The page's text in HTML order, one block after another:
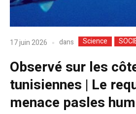
17 juin 2026 dans Science
Observé sur les
tunisiennes | Le
menace pasles